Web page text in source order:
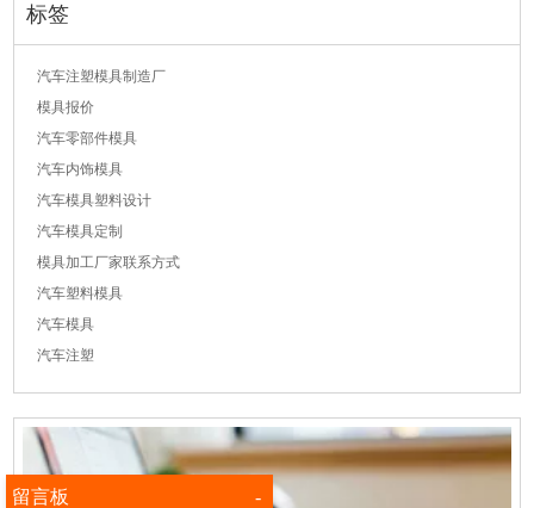
标签
汽车注塑模具制造厂
模具报价
汽车零部件模具
汽车内饰模具
汽车模具塑料设计
汽车模具定制
模具加工厂家联系方式
汽车塑料模具
汽车模具
汽车注塑
留言板 -